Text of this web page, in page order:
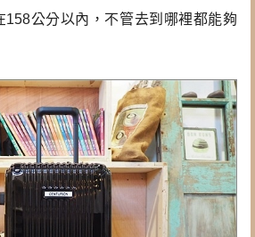
158公分以內，不管去到哪裡都能夠